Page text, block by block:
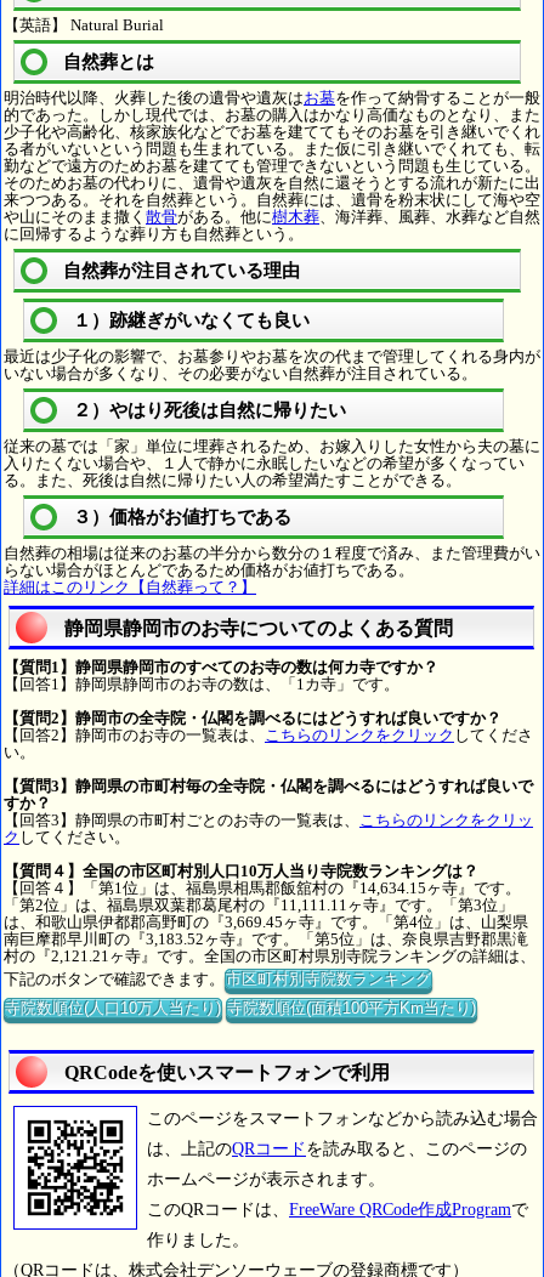
【英語】 Natural Burial
自然葬とは
明治時代以降、火葬した後の遺骨や遺灰はお墓を作って納骨することが一般
的であった。しかし現代では、お墓の購入はかなり高価なものとなり、また
少子化や高齢化、核家族化などでお墓を建ててもそのお墓を引き継いでくれ
る者がいないという問題も生まれている。また仮に引き継いでくれても、転
勤などで遠方のためお墓を建てても管理できないという問題も生じている。
そのためお墓の代わりに、遺骨や遺灰を自然に還そうとする流れが新たに出
来つつある。それを自然葬という。自然葬には、遺骨を粉末状にして海や空
や山にそのまま撒く 散骨がある。他に樹木葬 、海洋葬、風葬、水葬など自然
に回帰するような葬り方も自然葬という。
自然葬が注目されている理由
１）跡継ぎがいなくても良い
最近は少子化の影響で、お墓参りやお墓を次の代まで管理してくれる身内が
いない場合が多くなり、その必要がない自然葬が注目されている。
２）やはり死後は自然に帰りたい
従来の墓では「家」単位に埋葬されるため、お嫁入りした女性から夫の墓に
入りたくない場合や、１人で静かに永眠したいなどの希望が多くなってい
る。また、死後は自然に帰りたい人の希望満たすことができる。
３）価格がお値打ちである
自然葬の相場は従来のお墓の半分から数分の１程度で済み、また管理費がい
らない場合がほとんどであるため価格がお値打ちである。
詳細はこのリンク【自然葬って？】
静岡県静岡市のお寺についてのよくある質問
【質問1】静岡県静岡市のすべてのお寺の数は何カ寺ですか？
【回答1】静岡県静岡市のお寺の数は、「1カ寺」です。
【質問2】静岡市の全寺院・仏閣を調べるにはどうすれば良いですか？
【回答2】静岡市のお寺の一覧表は、
こちらのリンクをクリック してくださ
い。
【質問3】静岡県の市町村毎の全寺院・仏閣を調べるにはどうすれば良いで
すか？
【回答3】静岡県の市町村ごとのお寺の一覧表は、
こちらのリンクをクリッ
ク してください。
【質問４】全国の市区町村別人口10万人当り寺院数ランキングは？
【回答４】「第1位」は、福島県相馬郡飯舘村の『14,634.15ヶ寺』です。
「第2位」は、福島県双葉郡葛尾村の『11,111.11ヶ寺』です。「第3位」
は、和歌山県伊都郡高野町の『3,669.45ヶ寺』です。「第4位」は、山梨県
南巨摩郡早川町の『3,183.52ヶ寺』です。「第5位」は、奈良県吉野郡黒滝
村の『2,121.21ヶ寺』です。全国の市区町村県別寺院ランキングの詳細は、
下記のボタンで確認できます。市区町村別寺院数ランキング
寺院数順位(人口10万人当たり) 寺院数順位(面積100平方Km当たり)
QRCodeを使いスマートフォンで利用
このページをスマートフォンなどから読み込む場合
は、上記のQRコード を読み取ると、このページの
ホームページが表示されます。
このQRコードは、 FreeWare QRCode作成Programで
作りました。
（QRコードは、株式会社デンソーウェーブの登録商標です）